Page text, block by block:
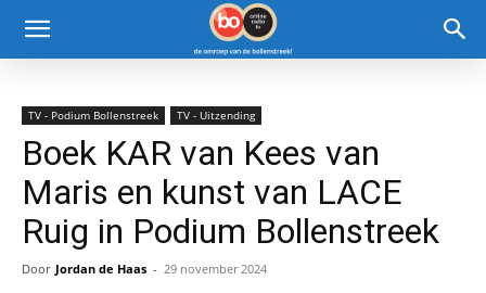
TV - Podium Bollenstreek TV - Uitzending
Boek KAR van Kees van
Maris en kunst van LACE
Ruig in Podium Bollenstreek
Door Jordan de Haas - 29 november 2024